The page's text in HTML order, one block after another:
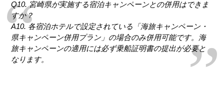
Q10. 宮崎県が実施する宿泊キャンペーンとの併用はできま
すか？
A10. 各宿泊ホテルで設定されている「海旅キャンペーン・
県キャンペーン併用プラン」の場合のみ併用可能です。海
旅キャンペーンの適用には必ず乗船証明書の提出が必要と
なります。